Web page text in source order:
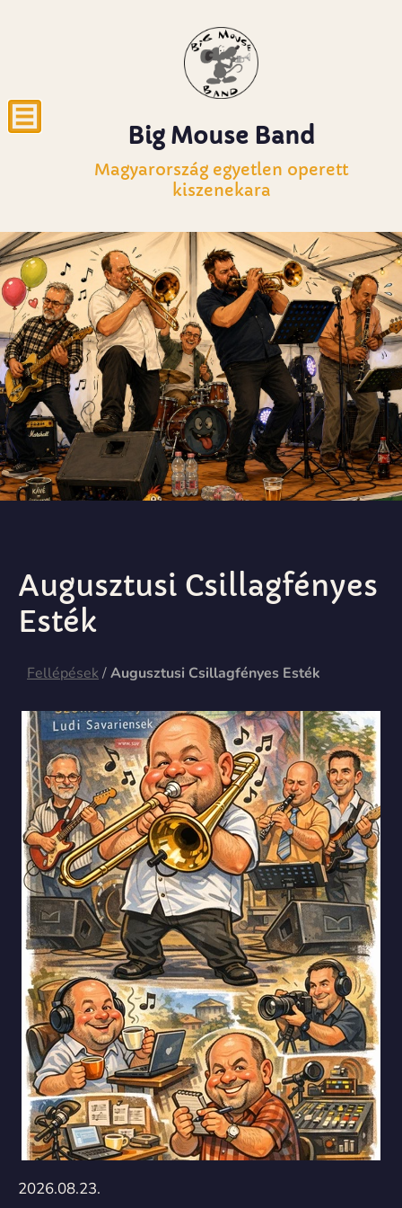
Big Mouse Band
Magyarország egyetlen operett
kiszenekara
Augusztusi Csillagfényes
Esték
Fellépések/Augusztusi Csillagfényes Esték
2026.08.23.